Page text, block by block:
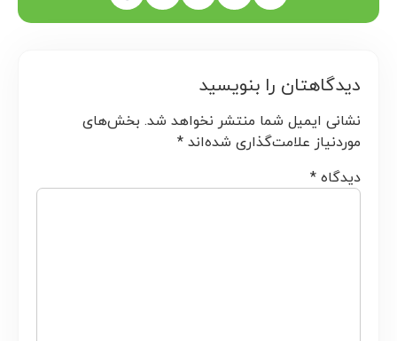
دیدگاهتان را بنویسید
نشانی ایمیل شما منتشر نخواهد شد. بخش‌های
موردنیاز علامت‌گذاری شده‌اند *
دیدگاه *